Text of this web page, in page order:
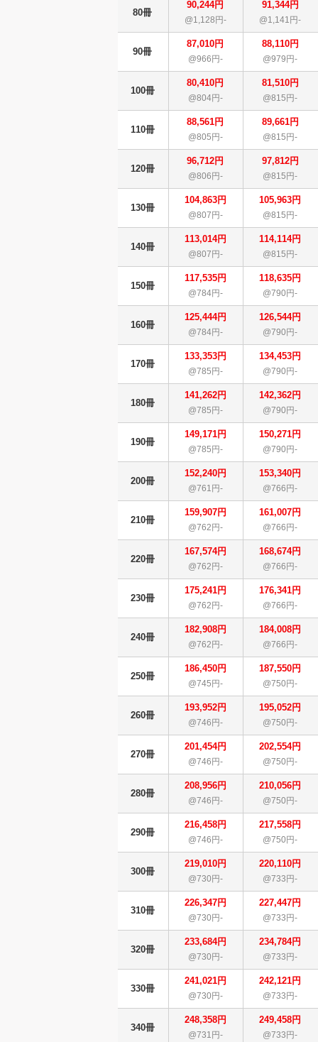
80冊
90,244円
@1,128円-
91,344円
@1,141円-
90冊
87,010円
@966円-
88,110円
@979円-
100冊
80,410円
@804円-
81,510円
@815円-
110冊
88,561円
@805円-
89,661円
@815円-
120冊
96,712円
@806円-
97,812円
@815円-
130冊
104,863円
@807円-
105,963円
@815円-
140冊
113,014円
@807円-
114,114円
@815円-
150冊
117,535円
@784円-
118,635円
@790円-
160冊
125,444円
@784円-
126,544円
@790円-
170冊
133,353円
@785円-
134,453円
@790円-
180冊
141,262円
@785円-
142,362円
@790円-
190冊
149,171円
@785円-
150,271円
@790円-
200冊
152,240円
@761円-
153,340円
@766円-
210冊
159,907円
@762円-
161,007円
@766円-
220冊
167,574円
@762円-
168,674円
@766円-
230冊
175,241円
@762円-
176,341円
@766円-
240冊
182,908円
@762円-
184,008円
@766円-
250冊
186,450円
@745円-
187,550円
@750円-
260冊
193,952円
@746円-
195,052円
@750円-
270冊
201,454円
@746円-
202,554円
@750円-
280冊
208,956円
@746円-
210,056円
@750円-
290冊
216,458円
@746円-
217,558円
@750円-
300冊
219,010円
@730円-
220,110円
@733円-
310冊
226,347円
@730円-
227,447円
@733円-
320冊
233,684円
@730円-
234,784円
@733円-
330冊
241,021円
@730円-
242,121円
@733円-
340冊
248,358円
@731円-
249,458円
@733円-